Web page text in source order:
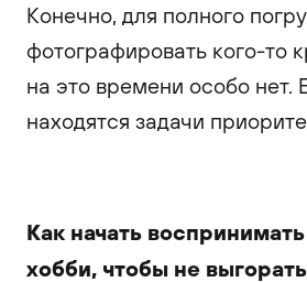
Конечно, для полного
фотографировать кого-то
на это времени особо нет.
находятся задачи
Как начать
хобби, чтобы не